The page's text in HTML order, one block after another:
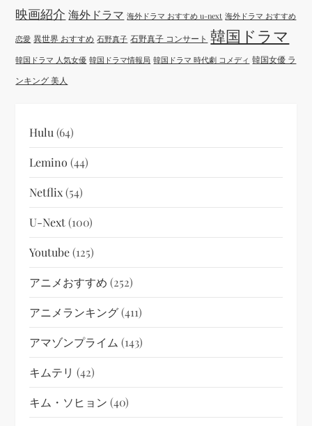
映画紹介 海外ドラマ 海外ドラマ おすすめ u-next 海外ドラマ おすすめ
恋愛 異世界 おすすめ 石野真子 石野真子 コンサート 韓国ドラマ
韓国ドラマ 人気女優 韓国ドラマ情報局 韓国ドラマ 時代劇 コメディ 韓国女優 ラ
ンキング 美人
Hulu (64)
Lemino (44)
Netflix(54)
U-Next(100)
Youtube(125)
アニメおすすめ (252)
アニメランキング(411)
アマゾンプライム (143)
キムテリ (42)
キム・ソヒョン (40)